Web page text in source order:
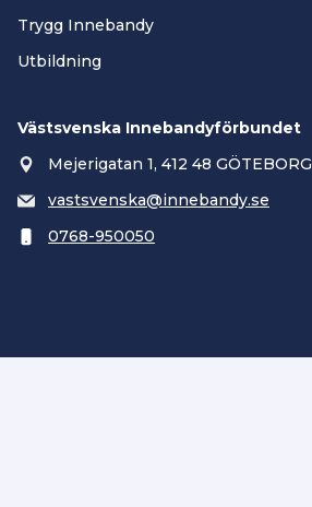
Trygg Innebandy
Utbildning
Västsvenska Innebandyförbundet
Mejerigatan 1, 412 48 GÖTEBORG
vastsvenska@innebandy.se
0768-950050